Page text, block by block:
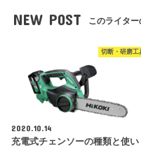
NEW POST このライタ
切断・研磨工
2020.10.14
充電式チェンソーの種類と使い